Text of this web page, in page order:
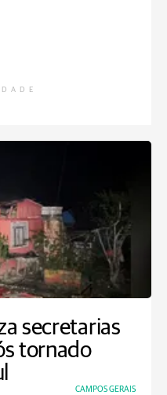
secretarias
tornado
CAMPOS GERAIS